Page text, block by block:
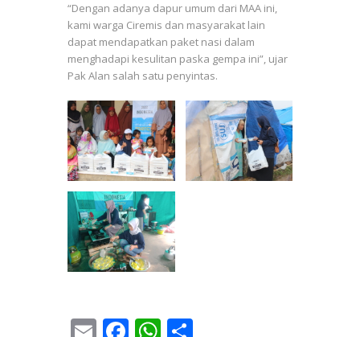
“Dengan adanya dapur umum dari MAA ini,
kami warga Ciremis dan masyarakat lain
dapat mendapatkan paket nasi dalam
menghadapi kesulitan paska gempa ini”, ujar
Pak Alan salah satu penyintas.